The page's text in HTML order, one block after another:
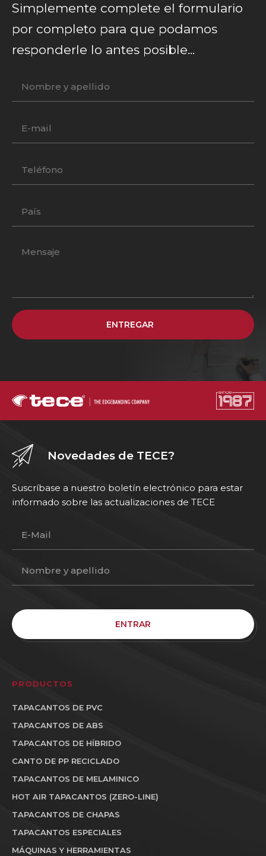
Simplemente complete el formulario
por completo para que podamos
responderle lo antes posible...
ENTREGAR
Novedades de TECE?
Suscríbase a nuestro boletín electrónico para estar
informado sobre las actualizaciones de TECE
ENTRAR
PRODUCTOS
TAPACANTOS DE PVC
TAPACANTOS DE ABS
TAPACANTOS DE HÍBRIDO
CANTO DE PP RECICLADO
TAPACANTOS DE MELAMINICO
HOT AIR TAPACANTOS (ZERO-LINE)
TAPACANTOS DE CHAPAS
TAPACANTOS ESPECIALES
MÁQUINAS Y HERRAMIENTAS